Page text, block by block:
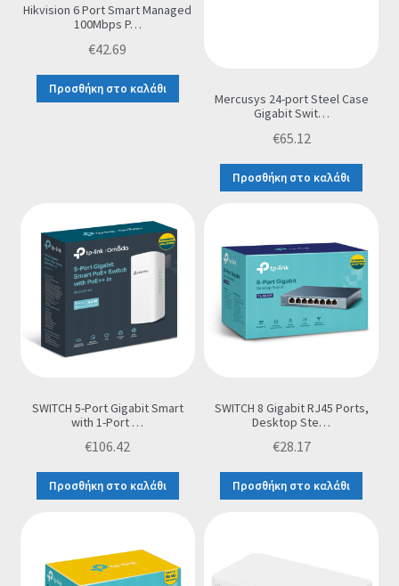
Ολοκλήρωση παραγγελίας
Σύνδεση
Hikvision 6 Port Smart Managed
100Mbps P…
€42.69
Προσθήκη στο καλάθι
Mercusys 24-port Steel Case
Gigabit Swit…
€65.12
Προσθήκη στο καλάθι
SWITCH 5-Port Gigabit Smart
with 1-Port …
€106.42
Προσθήκη στο καλάθι
SWITCH 8 Gigabit RJ45 Ports,
Desktop Ste…
€28.17
Προσθήκη στο καλάθι